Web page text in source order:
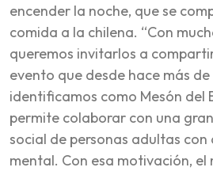
encender la noche, que se
comida a la chilena. “Con
queremos invitarlos a
evento que desde hace más
identificamos como Mesón del
permite colaborar con una
social de personas adultas
mental. Con esa motivación, el